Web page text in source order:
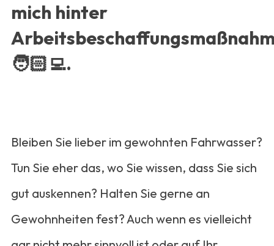
mich hinter
🧑🏻‍💻.
Bleiben Sie lieber im gewohnten Fahrwasser?
Tun Sie eher das, wo Sie wissen, dass Sie sich
gut auskennen? Halten Sie gerne an
Gewohnheiten fest? Auch wenn es vielleicht